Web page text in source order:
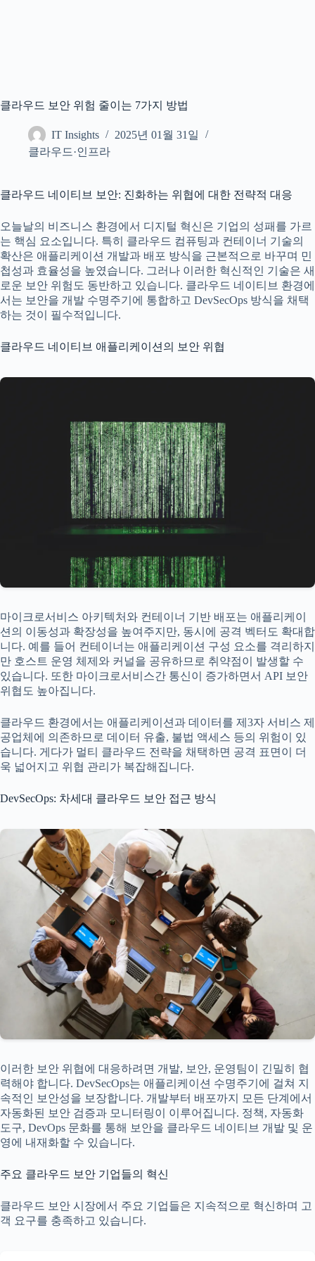
클라우드 보안 위험 줄이는 7가지 방법
IT Insights
2025년 01월 31일
클라우드·인프라
클라우드 네이티브 보안: 진화하는 위협에 대한 전략적 대응
오늘날의 비즈니스 환경에서 디지털 혁신은 기업의 성패를 가르
는 핵심 요소입니다. 특히 클라우드 컴퓨팅과 컨테이너 기술의
확산은 애플리케이션 개발과 배포 방식을 근본적으로 바꾸며 민
첩성과 효율성을 높였습니다. 그러나 이러한 혁신적인 기술은 새
로운 보안 위험도 동반하고 있습니다. 클라우드 네이티브 환경에
서는 보안을 개발 수명주기에 통합하고 DevSecOps 방식을 채택
하는 것이 필수적입니다.
클라우드 네이티브 애플리케이션의 보안 위협
마이크로서비스 아키텍처와 컨테이너 기반 배포는 애플리케이
션의 이동성과 확장성을 높여주지만, 동시에 공격 벡터도 확대합
니다. 예를 들어 컨테이너는 애플리케이션 구성 요소를 격리하지
만 호스트 운영 체제와 커널을 공유하므로 취약점이 발생할 수
있습니다. 또한 마이크로서비스간 통신이 증가하면서 API 보안
위협도 높아집니다.
클라우드 환경에서는 애플리케이션과 데이터를 제3자 서비스 제
공업체에 의존하므로 데이터 유출, 불법 액세스 등의 위험이 있
습니다. 게다가 멀티 클라우드 전략을 채택하면 공격 표면이 더
욱 넓어지고 위협 관리가 복잡해집니다.
DevSecOps: 차세대 클라우드 보안 접근 방식
이러한 보안 위협에 대응하려면 개발, 보안, 운영팀이 긴밀히 협
력해야 합니다. DevSecOps는 애플리케이션 수명주기에 걸쳐 지
속적인 보안성을 보장합니다. 개발부터 배포까지 모든 단계에서
자동화된 보안 검증과 모니터링이 이루어집니다. 정책, 자동화
도구, DevOps 문화를 통해 보안을 클라우드 네이티브 개발 및 운
영에 내재화할 수 있습니다.
주요 클라우드 보안 기업들의 혁신
클라우드 보안 시장에서 주요 기업들은 지속적으로 혁신하며 고
객 요구를 충족하고 있습니다.